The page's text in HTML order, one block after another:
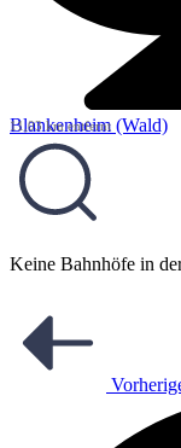
Blankenheim (Wald)
11,03 km entfernt
Keine Bahnhöfe in